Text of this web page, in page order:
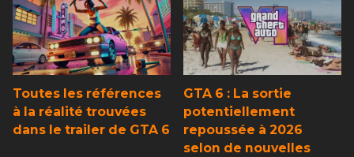
Toutes les références
à la réalité trouvées
dans le trailer de GTA 6
GTA 6 : La sortie
potentiellement
repoussée à 2026
selon de nouvelles